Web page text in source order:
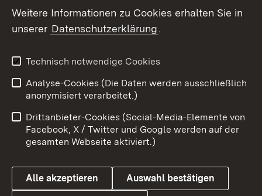
Weitere Informationen zu Cookies erhalten Sie in
unserer Datenschutzerklärung.
Technisch notwendige Cookies
Analyse-Cookies (Die Daten werden ausschließlich
anonymisiert verarbeitet.)
Drittanbieter-Cookies (Social-Media-Elemente von
Facebook, X / Twitter und Google werden auf der
gesamten Webseite aktiviert.)
Alle akzeptieren Auswahl bestätigen